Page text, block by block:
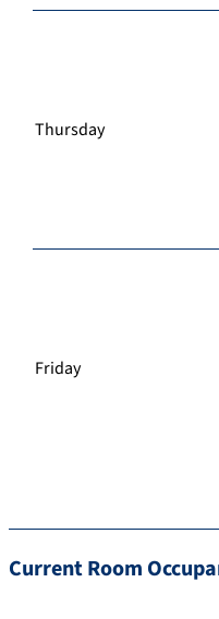
Thursday
Friday
Current Room